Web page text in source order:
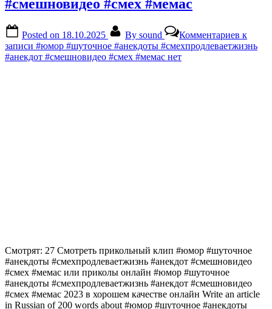
#смешновидео #смех #мемас
Posted on 18.10.2025 By sound Комментариев к
записи #юмор #шуточное #анекдоты #смехпродлеваетжизнь
#анекдот #смешновидео #смех #мемас нет
Смотрят: 27 Смотреть прикольный клип #юмор #шуточное
#анекдоты #смехпродлеваетжизнь #анекдот #смешновидео
#смех #мемас или приколы онлайн #юмор #шуточное
#анекдоты #смехпродлеваетжизнь #анекдот #смешновидео
#смех #мемас 2023 в хорошем качестве онлайн Write an article
in Russian of 200 words about #юмор #шуточное #анекдоты